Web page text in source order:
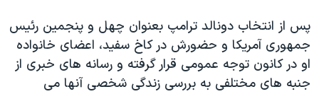
آرشیو پخش زنده
مجموعه مستندهای دادخواهی
تریبونال مردمی آبان ۹۸
دادگاه حمید نوری
پس از انتخاب دونالد ترامپ بعنوان چهل و پنجمین رئیس
جمهوری آمریکا و حضورش در کاخ سفید، اعضای خانواده
او در کانون توجه عمومی قرار گرفته و رسانه های خبری از
جنبه های مختلفی به بررسی زندگی شخصی آنها می